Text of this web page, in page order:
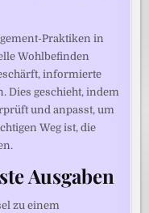
Praktiken in
Wohlbefinden
informierte
Dies geschieht, indem
und anpasst, um
Weg ist, die
Ausgaben
zu einem